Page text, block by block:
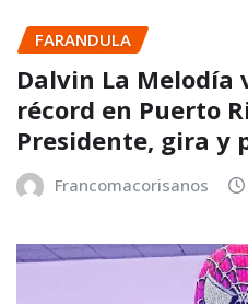
FARANDULA
Dalvin La Melodía
récord en Puerto
Presidente, gira y
Francomacorisanos